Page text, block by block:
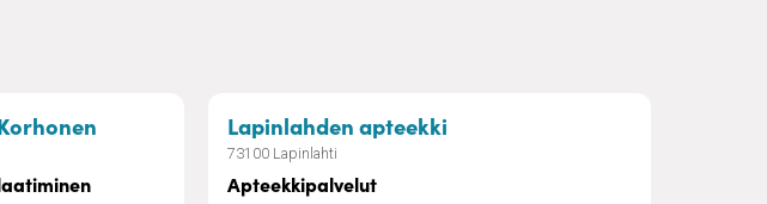
– Edunvalvontavaltakirjojen laatiminen
Lapinlahden apteekki
73100 Lapinlahti
Apteekkipalvelut